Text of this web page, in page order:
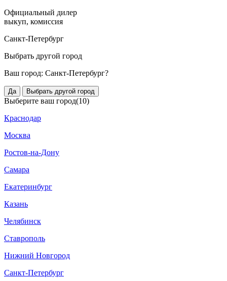
Официальный дилер
выкуп, комиссия
Санкт-Петербург
Выбрать другой город
Ваш город: Санкт-Петербург?
Да Выбрать другой город
Выберите ваш город(10)
Краснодар
Москва
Ростов-на-Дону
Самара
Екатеринбург
Казань
Челябинск
Ставрополь
Нижний Новгород
Санкт-Петербург